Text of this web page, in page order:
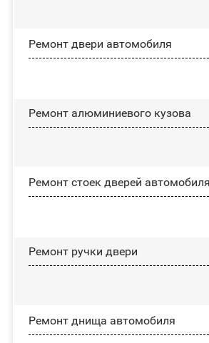
Ремонт двери автомобиля
Ремонт алюминиевого кузова
Ремонт стоек дверей автомобиля
Ремонт ручки двери
Ремонт днища автомобиля